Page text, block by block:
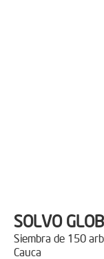
SOLVO
Siembra de 150
Cauca